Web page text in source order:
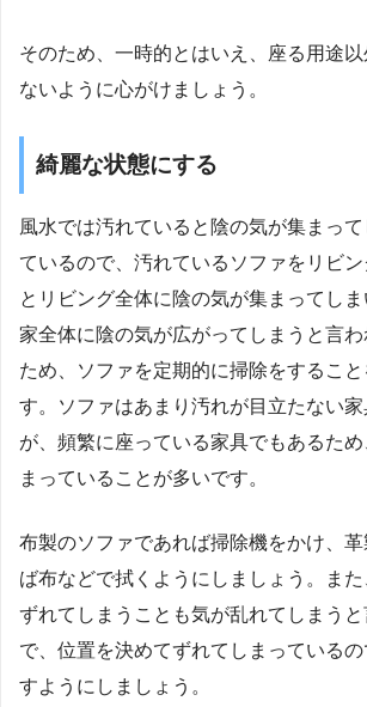
そのため、一時的とはいえ、座る用途
ないように心がけましょう。
綺麗な状態にする
風水では汚れていると陰の気が集まっ
ているので、汚れているソファをリビ
とリビング全体に陰の気が集まってし
家全体に陰の気が広がってしまうと言
ため、ソファを定期的に掃除をすること
す。ソファはあまり汚れが目立たない
が、頻繁に座っている家具でもあるた
まっていることが多いです。
布製のソファであれば掃除機をかけ、
ば布などで拭くようにしましょう。ま
ずれてしまうことも気が乱れてしまう
で、位置を決めてずれてしまっている
すようにしましょう。